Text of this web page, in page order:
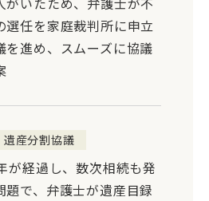
選任を家庭裁判所に申立
を進め、スムーズに協議
遺産分割協議
が経過し、数次相続も発
題で、弁護士が遺産目録